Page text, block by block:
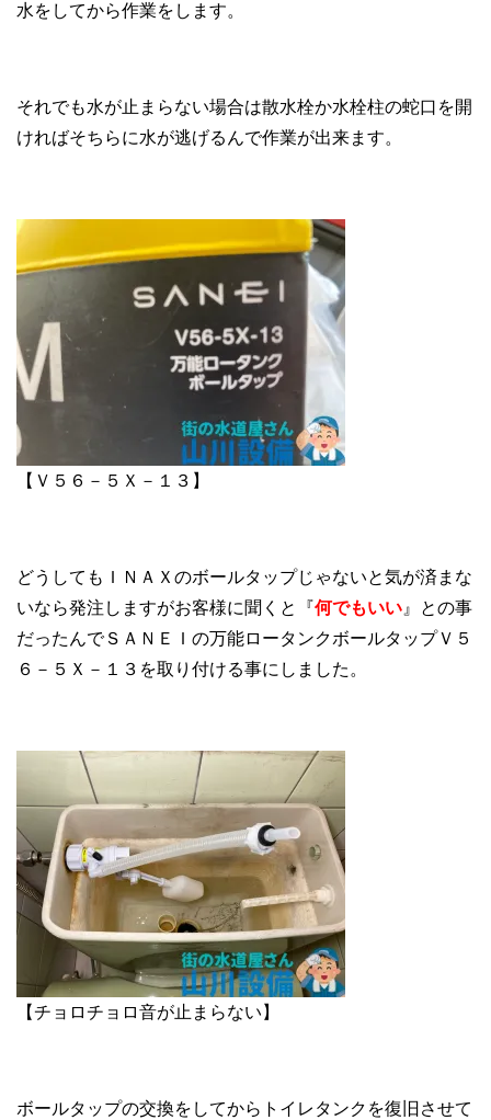
水をしてから作業をします。
それでも水が止まらない場合は散水栓か水栓柱の蛇口を開
ければそちらに水が逃げるんで作業が出来ます。
【Ｖ５６－５Ｘ－１３】
どうしてもＩＮＡＸのボールタップじゃないと気が済まな
いなら発注しますがお客様に聞くと『何でもいい 』との事
だったんでＳＡＮＥＩの万能ロータンクボールタップＶ５
６－５Ｘ－１３を取り付ける事にしました。
【チョロチョロ音が止まらない】
ボールタップの交換をしてからトイレタンクを復旧させて